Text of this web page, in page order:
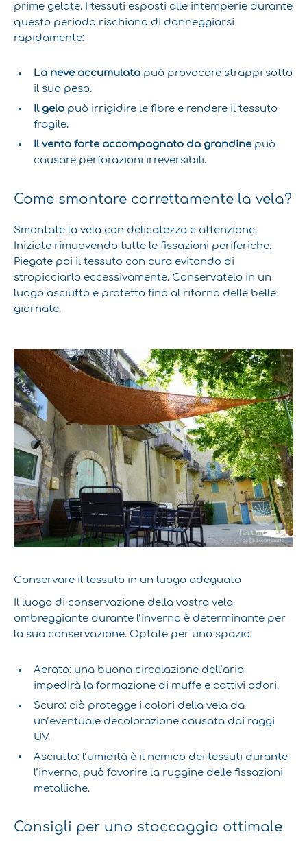
prime gelate. I tessuti esposti alle intemperie durante
questo periodo rischiano di danneggiarsi
rapidamente:
La neve accumulata può provocare strappi sotto
il suo peso.
Il gelo può irrigidire le fibre e rendere il tessuto
fragile.
Il vento forte accompagnato da grandinepuò
causare perforazioni irreversibili.
Come smontare correttamente la vela?
Smontate la vela con delicatezza e attenzione.
Iniziate rimuovendo tutte le fissazioni periferiche.
Piegate poi il tessuto con cura evitando di
stropicciarlo eccessivamente. Conservatelo in un
luogo asciutto e protetto fino al ritorno delle belle
giornate.
Conservare il tessuto in un luogo adeguato
Il luogo di conservazione della vostra vela
ombreggiante durante l’inverno è determinante per
la sua conservazione. Optate per uno spazio:
Aerato: una buona circolazione dell’aria
impedirà la formazione di muffe e cattivi odori.
Scuro: ciò protegge i colori della vela da
un’eventuale decolorazione causata dai raggi
UV.
Asciutto: l’umidità è il nemico dei tessuti durante
l’inverno, può favorire la ruggine delle fissazioni
metalliche.
Consigli per uno stoccaggio ottimale